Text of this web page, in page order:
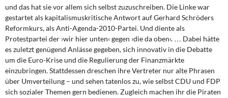
und das hat sie vor allem sich selbst zuzuschreiben. Die Linke war
gestartet als kapitalismuskritische Antwort auf Gerhard Schröders
Reformkurs, als Anti-Agenda-2010-Partei. Und diente als
Protestpartei der ›wir hier unten‹ gegen ›die da oben‹. … Dabei hätte
es zuletzt genügend Anlässe gegeben, sich innovativ in die Debatte
um die Euro-Krise und die Regulierung der Finanzmärkte
einzubringen. Stattdessen dreschen ihre Vertreter nur alte Phrasen
über Umverteilung – und sehen tatenlos zu, wie selbst CDU und FDP
sich sozialer Themen gern bedienen. Zugleich machen ihr die Piraten